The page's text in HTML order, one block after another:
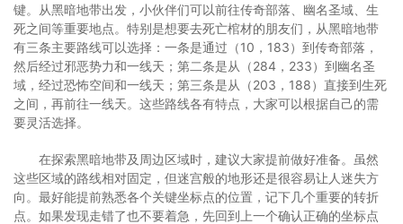
键。从黑暗地带出发，小伙伴们可以前往传奇部落、幽名圣域、生
死之间等重要地点。特别是想要去死亡棺材的朋友们，从黑暗地带
有三条主要路线可以选择：一条是通过（10，183）到传奇部落，
然后经过邪恶势力和一线天；第二条是从（284，233）到幽名圣
域，经过恐怖空间和一线天；第三条是从（203，188）直接到生死
之间，再前往一线天。这些路线各有特点，大家可以根据自己的需
要灵活选择。
在探索黑暗地带及周边区域时，建议大家提前做好准备。虽然
这些区域的路线相对固定，但迷宫般的地形还是很容易让人迷失方
向。最好能提前熟悉各个关键坐标点的位置，记下几个重要的转折
点。如果发现走错了也不要着急，先回到上一个确认正确的坐标点